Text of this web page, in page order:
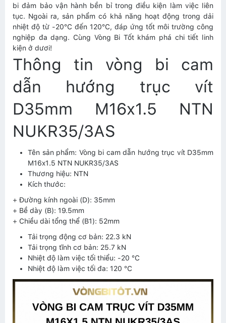
bi đảm bảo vận hành bền bỉ trong điều kiện làm việc liên
tục. Ngoài ra, sản phẩm có khả năng hoạt động trong dải
nhiệt độ từ -20°C đến 120°C, đáp ứng tốt môi trường công
nghiệp đa dạng. Cùng Vòng Bi Tốt khám phá chi tiết linh
kiện ở dươi!
Thông tin vòng bi cam
dẫn hướng trục vít
D35mm M16x1.5 NTN
NUKR35/3AS
Tên sản phẩm: Vòng bi cam dẫn hướng trục vít D35mm
M16x1.5 NTN NUKR35/3AS
Thương hiệu: NTN
Kích thước:
+ Đường kính ngoài (D): 35mm
+ Bề dày (B): 19.5mm
+ Chiều dài tổng thể (B1): 52mm
Tải trọng động cơ bản: 22.3 kN
Tải trọng tĩnh cơ bản: 25.7 kN
Nhiệt độ làm việc tối thiểu: -20 °C
Nhiệt độ làm việc tối đa: 120 °C